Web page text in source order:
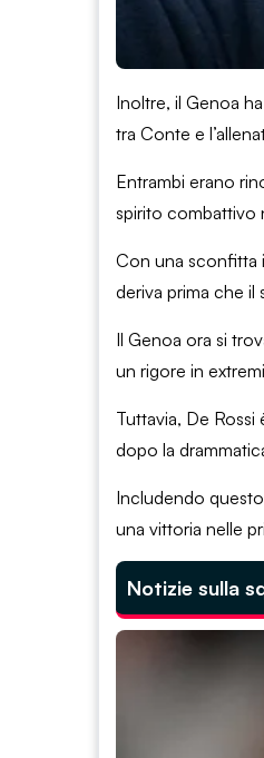
Inoltre, il Genoa
tra Conte e
Entrambi erano
spirito combattivo
Con una sconfitta
deriva prima che
Il Genoa ora si
un rigore in
Tuttavia, De
dopo la
Includendo
una vittoria nelle
Notizie sulla